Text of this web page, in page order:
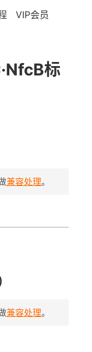
VIP会员
标
兼容处理。
兼容处理。